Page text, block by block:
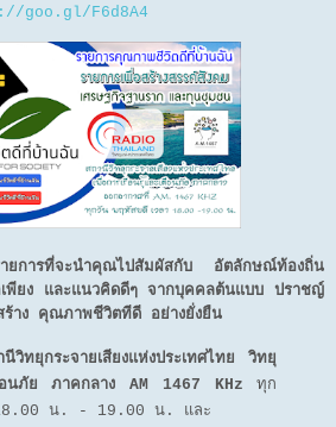
goo.gl/F6d8A4
การที่จะนำคุณไปสัมผัสกับ อัตลักษณ์ท้องถิ่น
พียง และแนวคิดดีๆ จากบุคคลต้นแบบ ปราชญ์
ร้าง คุณภาพชีวิตทีดี อย่างยั่งยืน
นีวิทยุกระจายเสียงแห่งประเทศไทย วิทยุ
ตือนภัย ภาคกลาง AM 1467 KHz ทุก
18.00 น. - 19.00 น. และ